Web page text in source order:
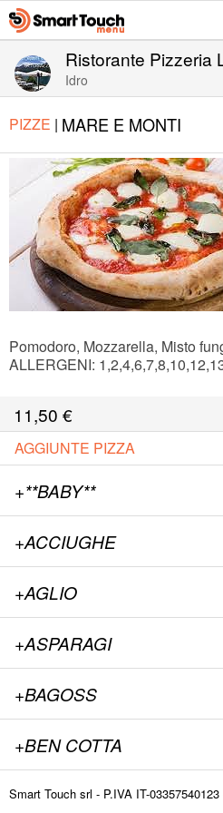
Ristorante Pizzeria
Idro
PIZZE | MARE E MONTI
Pomodoro, Mozzarella, Misto
ALLERGENI:
11,50 €
AGGIUNTE PIZZA
+**BABY**
+ACCIUGHE
+AGLIO
+ASPARAGI
+BAGOSS
+BEN COTTA
+BRESAOLA